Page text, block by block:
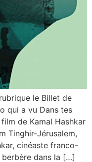
le Billet de
qui a vu Dans tes
de Kamal Hashkar
Tinghir-Jérusalem,
cinéaste franco-
dans la […]